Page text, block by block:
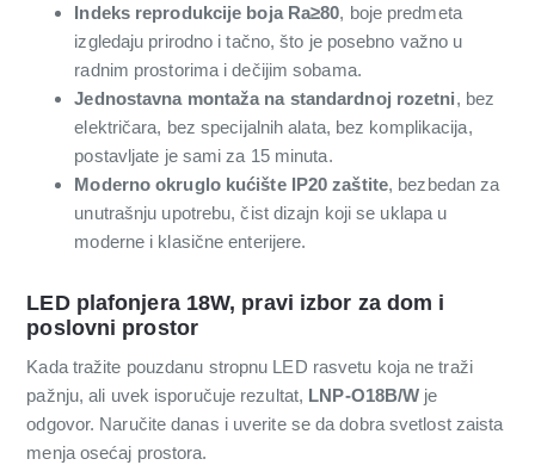
Indeks reprodukcije boja Ra≥80, boje predmeta
izgledaju prirodno i tačno, što je posebno važno u
radnim prostorima i dečijim sobama.
Jednostavna montaža na standardnoj rozetni, bez
električara, bez specijalnih alata, bez komplikacija,
postavljate je sami za 15 minuta.
Moderno okruglo kućište IP20 zaštite, bezbedan za
unutrašnju upotrebu, čist dizajn koji se uklapa u
moderne i klasične enterijere.
LED plafonjera 18W, pravi izbor za dom i
poslovni prostor
Kada tražite pouzdanu stropnu LED rasvetu koja ne traži
pažnju, ali uvek isporučuje rezultat, LNP-O18B/W je
odgovor. Naručite danas i uverite se da dobra svetlost zaista
menja osećaj prostora.